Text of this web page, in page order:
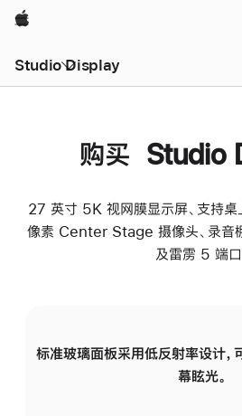
Apple
Studio Display
购买 Studio
27 英寸 5K 视网膜显示屏、支持
像素 Center Stage 摄像头、录音
及雷雳 5 端口
标准玻璃面板采用低反射率设计，
幕眩光。